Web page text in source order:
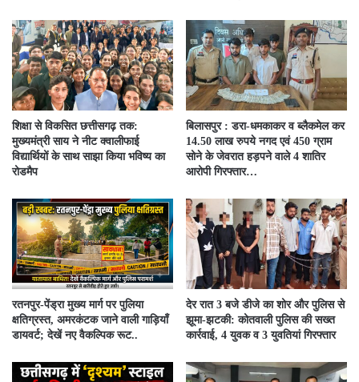
शिक्षा से विकसित छत्तीसगढ़ तक:
मुख्यमंत्री साय ने नीट क्वालीफाई
विद्यार्थियों के साथ साझा किया भविष्य का
रोडमैप
बिलासपुर : डरा-धमकाकर व ब्लैकमेल कर
14.50 लाख रुपये नगद एवं 450 ग्राम
सोने के जेवरात हड़पने वाले 4 शातिर
आरोपी गिरफ्तार…
रतनपुर-पेंड्रा मुख्य मार्ग पर पुलिया
क्षतिग्रस्त, अमरकंटक जाने वाली गाड़ियाँ
डायवर्ट; देखें नए वैकल्पिक रूट..
देर रात 3 बजे डीजे का शोर और पुलिस से
झूमा-झटकी: कोतवाली पुलिस की सख्त
कार्रवाई, 4 युवक व 3 युवतियां गिरफ्तार